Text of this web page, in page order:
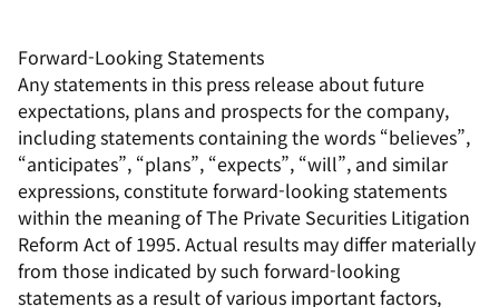
Forward-Looking Statements
Any statements in this press release about future
expectations, plans and prospects for the company,
including statements containing the words “believes”,
“anticipates”, “plans”, “expects”, “will”, and similar
expressions, constitute forward-looking statements
within the meaning of The Private Securities Litigation
Reform Act of 1995. Actual results may differ materially
from those indicated by such forward-looking
statements as a result of various important factors,